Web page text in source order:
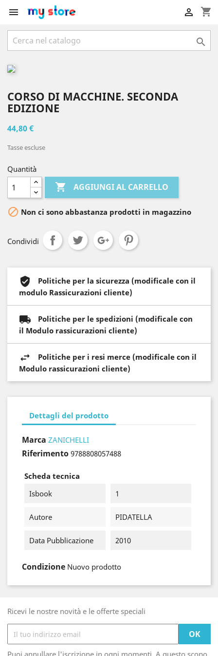
 shopping_cart


CORSO DI MACCHINE. SECONDA
EDIZIONE
44,80 €
Tasse escluse
Quantità
 AGGIUNGI AL CARRELLO
 Non ci sono abbastanza prodotti in magazzino
Condividi
Politiche per la sicurezza (modificale con il
modulo Rassicurazioni cliente)
Politiche per le spedizioni (modificale con
il Modulo rassicurazioni cliente)
Politiche per i resi merce (modificale con il
Modulo rassicurazioni cliente)
Dettagli del prodotto
Marca ZANICHELLI
Riferimento 9788808057488
Scheda tecnica
Isbook
1
Autore PIDATELLA
Data Pubblicazione 2010
Condizione Nuovo prodotto
Ricevi le nostre novità e le offerte speciali
Puoi annullare l'iscrizione in ogni momenti. A questo scopo,